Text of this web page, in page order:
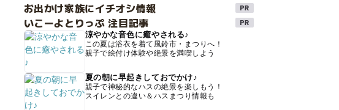
お出かけ家族にイチオシ情報
いこーよとりっぷ 注目記事
涼やかな音色に癒やされる♪
この夏は浴衣を着て風鈴市・まつりへ！
親子で絵付け体験や絶景を満喫しよう
夏の朝に早起きしておでかけ♪
親子で神秘的なハスの絶景を楽しもう！
スイレンとの違い＆ハスまつり情報も